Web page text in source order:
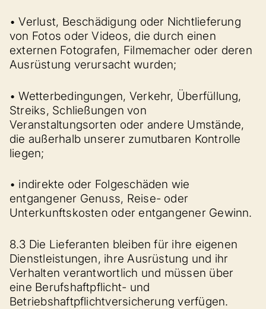
• Verlust, Beschädigung oder Nichtlieferung
von Fotos oder Videos, die durch einen
externen Fotografen, Filmemacher oder deren
Ausrüstung verursacht wurden;
• Wetterbedingungen, Verkehr, Überfüllung,
Streiks, Schließungen von
Veranstaltungsorten oder andere Umstände,
die außerhalb unserer zumutbaren Kontrolle
liegen;
• indirekte oder Folgeschäden wie
entgangener Genuss, Reise- oder
Unterkunftskosten oder entgangener Gewinn.
8.3 Die Lieferanten bleiben für ihre eigenen
Dienstleistungen, ihre Ausrüstung und ihr
Verhalten verantwortlich und müssen über
eine Berufshaftpflicht- und
Betriebshaftpflichtversicherung verfügen.